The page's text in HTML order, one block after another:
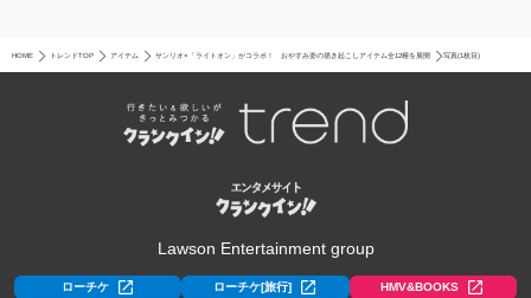
HOME トレンドTOP アイテム サンリオ×「ライトオン」がコラボ！ おやすみ姿の描き起こしアイテム全12種を展開 写真(1枚目)
Lawson Entertainment group
ローチケ ローチケ[旅行] HMV&BOOKS